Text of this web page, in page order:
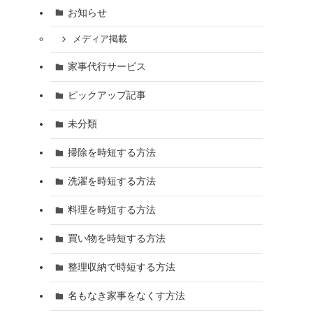
お知らせ
メディア掲載
家事代行サービス
ピックアップ記事
未分類
掃除を時短する方法
洗濯を時短する方法
料理を時短する方法
買い物を時短する方法
整理収納で時短する方法
名もなき家事をなくす方法